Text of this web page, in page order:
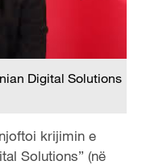
Digital Solutions
krijimin e
Solutions” (në